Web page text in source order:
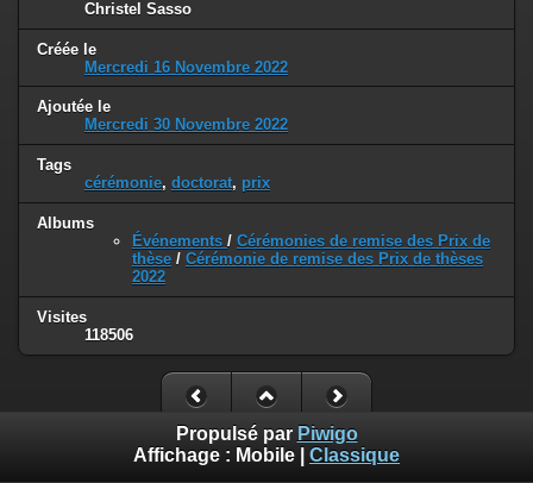
Christel Sasso
Créée le
Mercredi 16 Novembre 2022
Ajoutée le
Mercredi 30 Novembre 2022
Tags
cérémonie, doctorat, prix
Albums
Événements / Cérémonies de remise des Prix de
thèse / Cérémonie de remise des Prix de thèses
2022
Visites
118506
Propulsé par Piwigo
Affichage : Mobile Classique